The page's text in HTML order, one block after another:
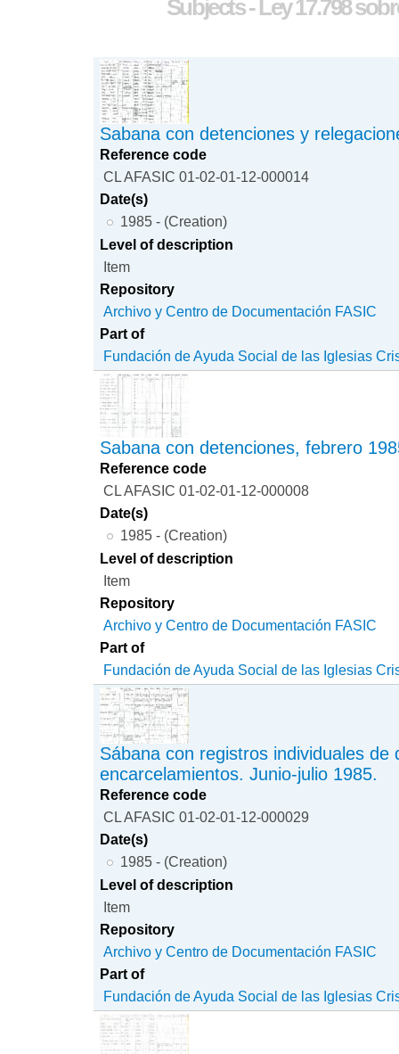
Subjects - Ley 17.798
Sabana con detenciones y
Reference code
CL AFASIC 01-02-01-12-000014
Date(s)
1985 - (Creation)
Level of description
Item
Repository
Archivo y Centro de Documentación FASIC
Part of
Fundación de Ayuda Social de las Iglesias
Sabana con detenciones, febrero
Reference code
CL AFASIC 01-02-01-12-000008
Date(s)
1985 - (Creation)
Level of description
Item
Repository
Archivo y Centro de Documentación FASIC
Part of
Fundación de Ayuda Social de las Iglesias
Sábana con registros individuales de
encarcelamientos. Junio-julio 1985.
Reference code
CL AFASIC 01-02-01-12-000029
Date(s)
1985 - (Creation)
Level of description
Item
Repository
Archivo y Centro de Documentación FASIC
Part of
Fundación de Ayuda Social de las Iglesias